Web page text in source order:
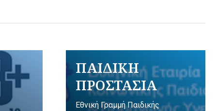
ΠΑΙΔΙΚΗ
ΠΡΟΣΤΑΣΙΑ
Εθνική Γραμμή Παιδικής